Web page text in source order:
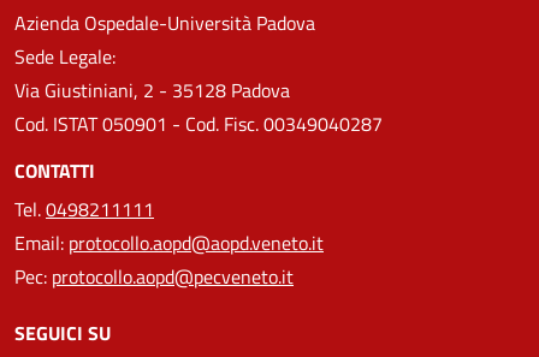
Azienda Ospedale-Università Padova
Sede Legale:
Via Giustiniani, 2 - 35128 Padova
Cod. ISTAT 050901 - Cod. Fisc. 00349040287
CONTATTI
Tel.0498211111
Email: protocollo.aopd@aopd.veneto.it
Pec: protocollo.aopd@pecveneto.it
SEGUICI SU